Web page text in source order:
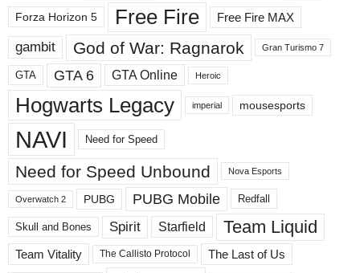
д
е
ы
Forza Horizon 5 Free Fire Free Fire MAX
gambit God of War: Ragnarok Gran Turismo 7
GTA GTA 6 GTA Online Heroic
Hogwarts Legacy imperial mousesports
NAVI Need for Speed
Need for Speed ​​Unbound Nova Esports
Overwatch 2 PUBG PUBG Mobile Redfall
Skull and Bones Spirit Starfield Team Liquid
Team Vitality The Callisto Protocol The Last of Us